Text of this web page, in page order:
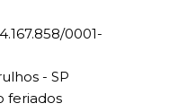
0001-
- SP
feriados